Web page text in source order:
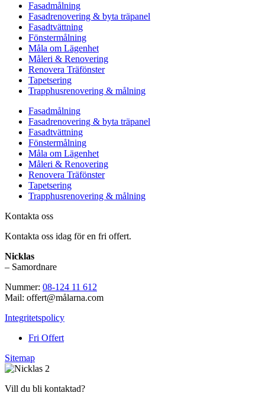
Fasadmålning
Fasadrenovering & byta träpanel
Fasadtvättning
Fönstermålning
Måla om Lägenhet
Måleri & Renovering
Renovera Träfönster
Tapetsering
Trapphusrenovering & målning
Fasadmålning
Fasadrenovering & byta träpanel
Fasadtvättning
Fönstermålning
Måla om Lägenhet
Måleri & Renovering
Renovera Träfönster
Tapetsering
Trapphusrenovering & målning
Kontakta oss
Kontakta oss idag för en fri offert.
Nicklas
– Samordnare
Nummer: 08-124 11 612
Mail: offert@målarna.com
Integritetspolicy
Fri Offert
Sitemap
Vill du bli kontaktad?